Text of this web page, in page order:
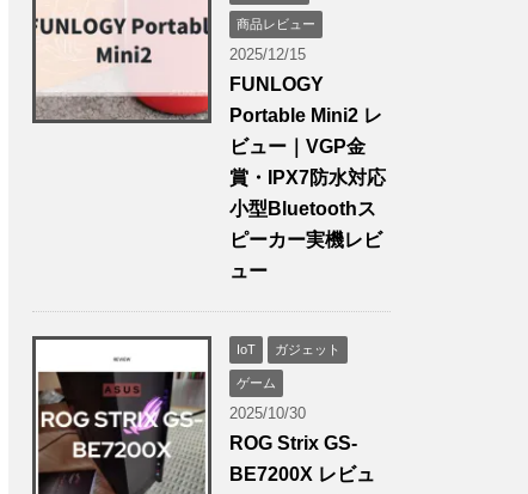
商品レビュー
2025/12/15
FUNLOGY
Portable Mini2 レ
ビュー｜VGP金
賞・IPX7防水対応
小型Bluetoothス
ピーカー実機レビ
ュー
IoT ガジェット
ゲーム
2025/10/30
ROG Strix GS-
BE7200X レビュ